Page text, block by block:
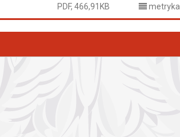
PDF, 466,91KB metryka